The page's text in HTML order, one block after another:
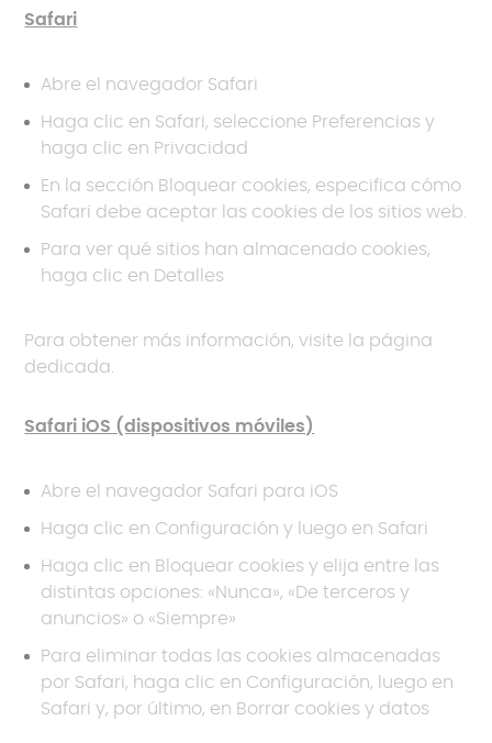
Safari
Abre el navegador Safari
Haga clic en Safari, seleccione Preferencias y
haga clic en Privacidad
En la sección Bloquear cookies, especifica cómo
Safari debe aceptar las cookies de los sitios web.
Para ver qué sitios han almacenado cookies,
haga clic en Detalles
Para obtener más información, visite la página
dedicada.
Safari iOS (dispositivos móviles)
Abre el navegador Safari para iOS
Haga clic en Configuración y luego en Safari
Haga clic en Bloquear cookies y elija entre las
distintas opciones: «Nunca», «De terceros y
anuncios» o «Siempre»
Para eliminar todas las cookies almacenadas
por Safari, haga clic en Configuración, luego en
Safari y, por último, en Borrar cookies y datos